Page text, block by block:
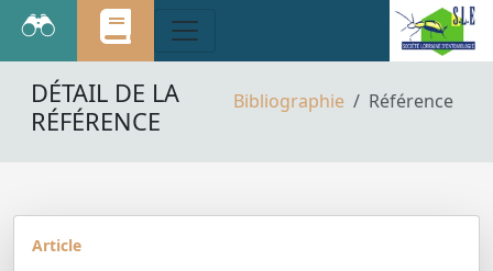
Bibliographie Référence
DÉTAIL DE LA
RÉFÉRENCE
Article